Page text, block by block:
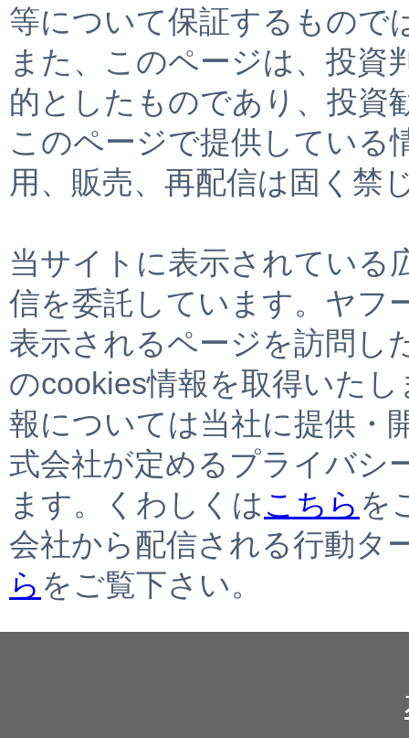
等について保証するもので
また、このページは、投資
的としたものであり、投資
このページで提供している
用、販売、再配信は固く禁
当サイトに表示されている
信を委託しています。ヤフ
表示されるページを訪問し
のcookies情報を取得いた
報については当社に提供・
式会社が定めるプライバシ
ます。くわしくは こちら を
会社から配信される行動タ
ら をご覧下さい。